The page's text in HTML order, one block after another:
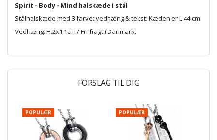
Spirit - Body - Mind halskæde i stål
Stålhalskæde med 3 farvet vedhæng & tekst. Kæden er L.44 cm.
Vedhæng: H.2x1,1cm / Fri fragt i Danmark.
FORSLAG TIL DIG
POPULÆR POPULÆR